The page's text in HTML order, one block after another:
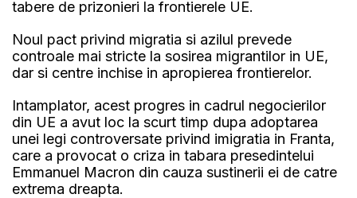
tabere de prizonieri la frontierele UE.
Noul pact privind migratia si azilul prevede
controale mai stricte la sosirea migrantilor in UE,
dar si centre inchise in apropierea frontierelor.
Intamplator, acest progres in cadrul negocierilor
din UE a avut loc la scurt timp dupa adoptarea
unei legi controversate privind imigratia in Franta,
care a provocat o criza in tabara presedintelui
Emmanuel Macron din cauza sustinerii ei de catre
extrema dreapta.